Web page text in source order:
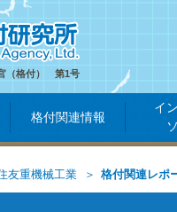
（格付） 第1号
格付関連情報
イ
友重機械工業 格付関連レポ